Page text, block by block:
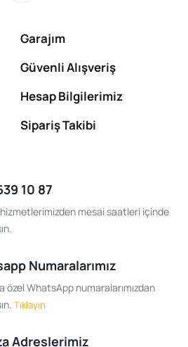
Garajım
Güvenli Alışveriş
Hesap Bilgilerimiz
Sipariş Takibi
10 87
mesai saatleri içinde
Numaralarımız
özel WhatsApp numaralarımızdan
Tıklayın
Adreslerimiz